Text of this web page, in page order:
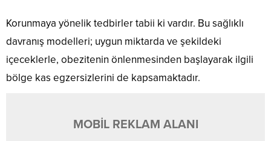
Korunmaya yönelik tedbirler tabii ki vardır. Bu sağlıklı
davranış modelleri; uygun miktarda ve şekildeki
içeceklerle, obezitenin önlenmesinden başlayarak ilgili
bölge kas egzersizlerini de kapsamaktadır.
MOBİL REKLAM ALANI